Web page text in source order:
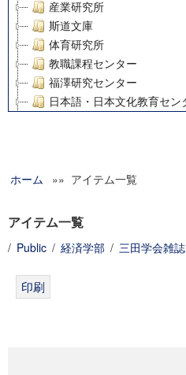
産業研究所
斯道文庫
体育研究所
教職課程センター
福澤研究センター
日本語・日本文化教育セン
グローバルリサーチインス
科学研究費補助金研究成果
慶應義塾大学グローバル
ホーム »» アイテム一覧
アイテム一覧
/ Public / 経済学部 / 三田学会雑誌